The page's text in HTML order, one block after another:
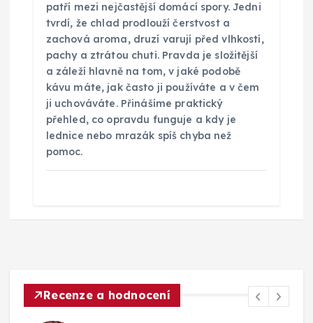
patří mezi nejčastější domácí spory. Jedni
tvrdí, že chlad prodlouží čerstvost a
zachová aroma, druzí varují před vlhkostí,
pachy a ztrátou chuti. Pravda je složitější
a záleží hlavně na tom, v jaké podobě
kávu máte, jak často ji používáte a v čem
ji uchováváte. Přinášíme praktický
přehled, co opravdu funguje a kdy je
lednice nebo mrazák spíš chyba než
pomoc.
Recenze a hodnocení